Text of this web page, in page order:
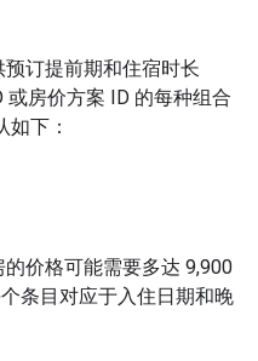
订提前期和住宿时长
房价方案 ID 的每种组合
下：
价格可能需要多达 9,900
条目对应于入住日期和晚